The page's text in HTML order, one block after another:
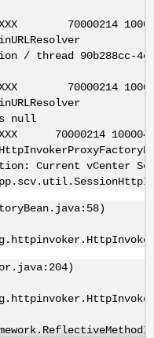
70000214
/ thread 90b288cc-
70000214
null
70000214 100004
Current vCenter